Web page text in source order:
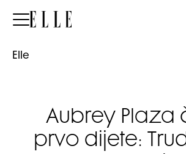
Elle
Elle
Aubrey Plaza
prvo dijete: